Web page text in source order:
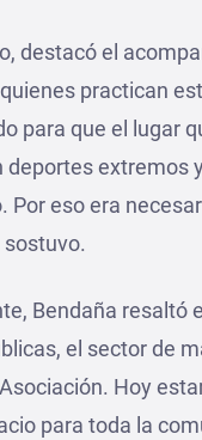
destacó el
practican
para que el lugar
deportes extremos
Por eso era
sostuvo.
Bendaña resaltó
el sector de
Hoy
para toda la